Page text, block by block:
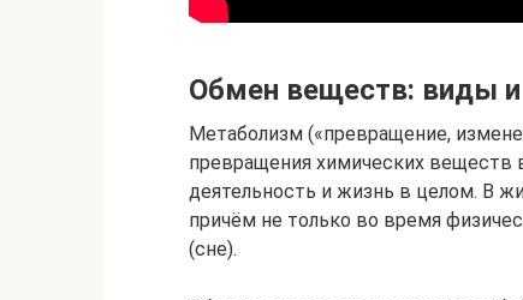
Обмен веществ: виды
Метаболизм («превращение,
превращения химических веществ
деятельность и жизнь в целом. В
причём не только во время
(сне).